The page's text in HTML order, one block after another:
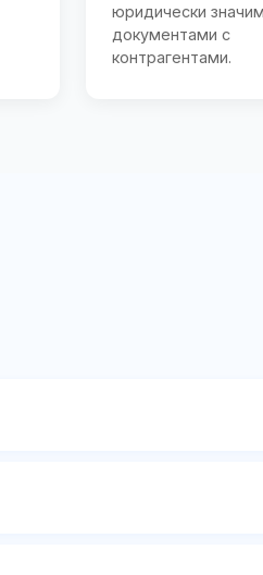
юридически
документами с
контрагентами.